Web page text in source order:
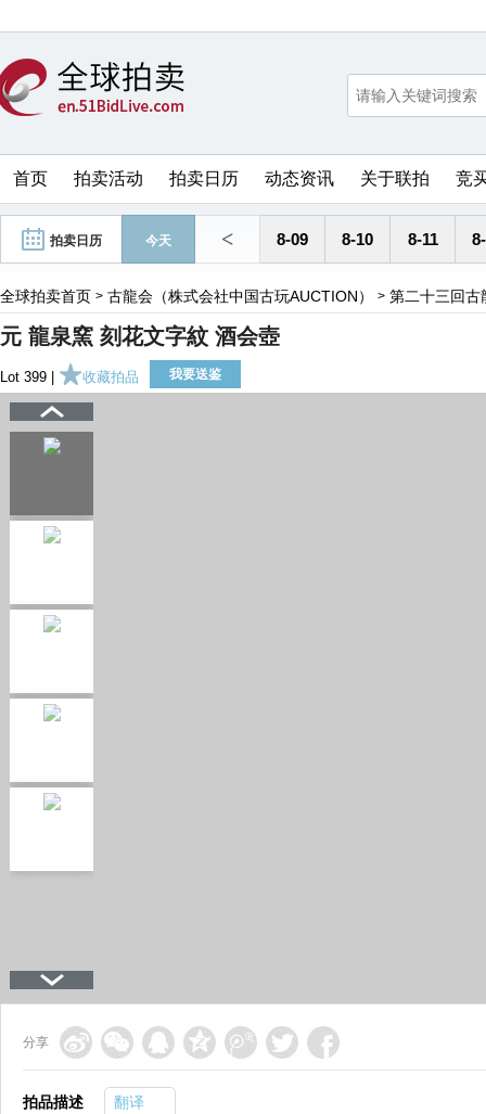
首页 拍卖活动 拍卖日历 动态资讯 关于联拍 竞
拍卖日历 今天 < 8-09 8-10 8-11
全球拍卖首页 > 古龍会（株式会社中国古玩AUCTION） > 第二十三回古
元 龍泉窯 刻花文字紋 酒会壺
Lot 399 | 收藏拍品 我要送鉴
分享
拍品描述 翻译